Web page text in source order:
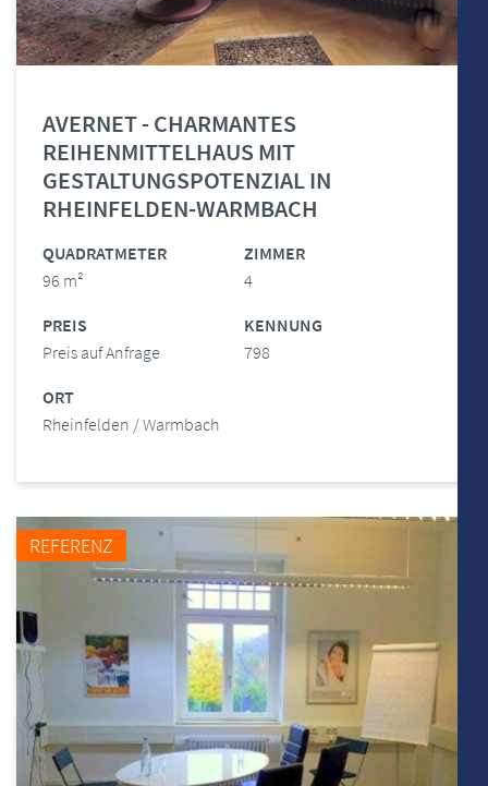
AVERNET - CHARMANTES
REIHENMITTELHAUS MIT
GESTALTUNGSPOTENZIAL IN
RHEINFELDEN-WARMBACH
QUADRATMETER
96 m²
ZIMMER
4
PREIS
Preis auf Anfrage
KENNUNG
798
ORT
Rheinfelden / Warmbach
REFERENZ